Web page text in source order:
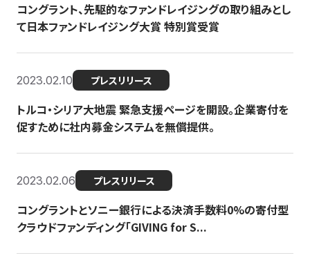
コングラント、先駆的なファンドレイジングの取り組みとし
て日本ファンドレイジング大賞 特別賞受賞
2023.02.10 プレスリリース
トルコ・シリア大地震 緊急支援ページを開設。企業寄付を
促すために社内募金システムを無償提供。
2023.02.06 プレスリリース
コングラントとソニー銀行による決済手数料0%の寄付型
クラウドファンディング「GIVING for S...